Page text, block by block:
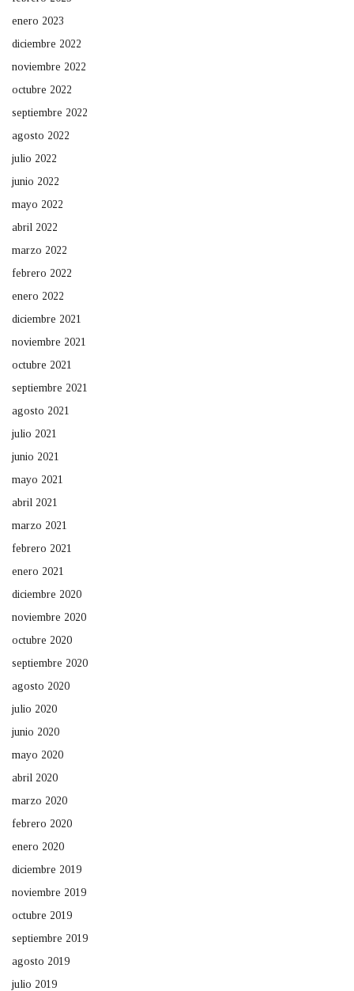
enero 2023
diciembre 2022
noviembre 2022
octubre 2022
septiembre 2022
agosto 2022
julio 2022
junio 2022
mayo 2022
abril 2022
marzo 2022
febrero 2022
enero 2022
diciembre 2021
noviembre 2021
octubre 2021
septiembre 2021
agosto 2021
julio 2021
junio 2021
mayo 2021
abril 2021
marzo 2021
febrero 2021
enero 2021
diciembre 2020
noviembre 2020
octubre 2020
septiembre 2020
agosto 2020
julio 2020
junio 2020
mayo 2020
abril 2020
marzo 2020
febrero 2020
enero 2020
diciembre 2019
noviembre 2019
octubre 2019
septiembre 2019
agosto 2019
julio 2019